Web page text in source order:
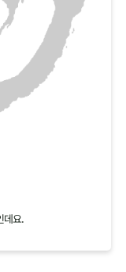
데요.